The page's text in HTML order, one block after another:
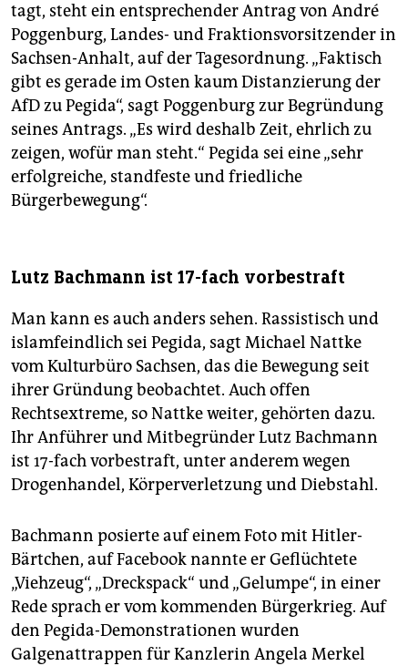
tagt, steht ein entsprechender Antrag von André
Poggenburg, Landes- und Fraktionsvorsitzender in
Sachsen-Anhalt, auf der Tagesordnung. „Faktisch
gibt es gerade im Osten kaum Distanzierung der
AfD zu Pegida“, sagt Poggenburg zur Begründung
seines Antrags. „Es wird deshalb Zeit, ehrlich zu
zeigen, wofür man steht.“ Pegida sei eine „sehr
erfolgreiche, standfeste und friedliche
Bürgerbewegung“.
Lutz Bachmann ist 17-fach vorbestraft
Man kann es auch anders sehen. Rassistisch und
islamfeindlich sei Pegida, sagt Michael Nattke
vom Kulturbüro Sachsen, das die Bewegung seit
ihrer Gründung beobachtet. Auch offen
Rechtsextreme, so Nattke weiter, gehörten dazu.
Ihr Anführer und Mitbegründer Lutz Bachmann
ist 17-fach vorbestraft, unter anderem wegen
Drogenhandel, Körperverletzung und Diebstahl.
Bachmann posierte auf einem Foto mit Hitler-
Bärtchen, auf Facebook nannte er Geflüchtete
„Viehzeug“, „Dreckspack“ und „Gelumpe“, in einer
Rede sprach er vom kommenden Bürgerkrieg. Auf
den Pegida-Demonstrationen wurden
Galgenattrappen für Kanzlerin Angela Merkel